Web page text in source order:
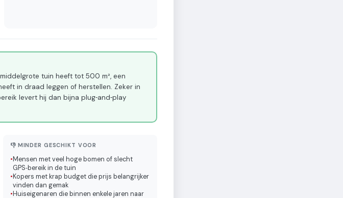
tuin heeft tot 500 m², een
in draad leggen of herstellen. Zeker in
levert hij dan bijna plug‑and‑play
👎 MINDER GESCHIKT VOOR
•Mensen met veel hoge bomen of slecht
GPS‑bereik in de tuin
•Kopers met krap budget die prijs belangrijker
vinden dan gemak
•Huiseigenaren die binnen enkele jaren naar